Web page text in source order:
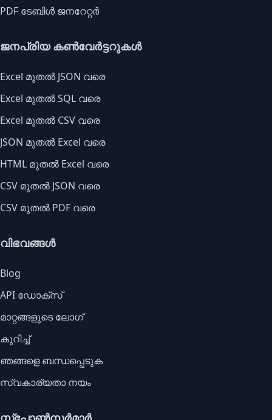
PDF ടേബിൾ ജനറേറ്റർ
ജനപ്രിയ കൺവേർട്ടറുകൾ
Excel മുതൽ JSON വരെ
Excel മുതൽ SQL വരെ
Excel മുതൽ CSV വരെ
JSON മുതൽ Excel വരെ
HTML മുതൽ Excel വരെ
CSV മുതൽ JSON വരെ
CSV മുതൽ PDF വരെ
വിഭവങ്ങൾ
Blog
API ഡോക്സ്
മാറ്റങ്ങളുടെ ലോഗ്
കുറിച്ച്
ഞങ്ങളെ ബന്ധപ്പെടുക
സ്വകാര്യതാ നയം